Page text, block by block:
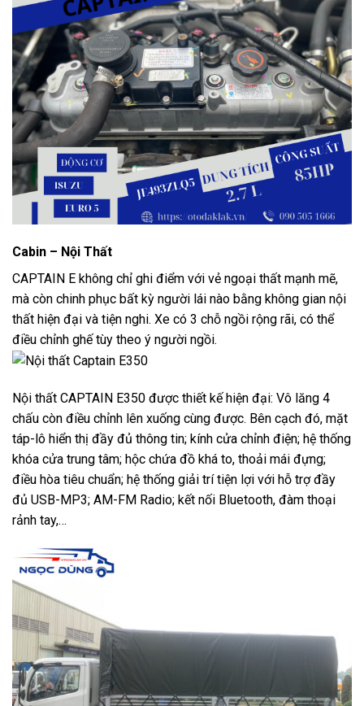
Cabin – Nội Thất
CAPTAIN E không chỉ ghi điểm với vẻ ngoại thất mạnh mẽ,
mà còn chinh phục bất kỳ người lái nào bằng không gian nội
thất hiện đại và tiện nghi. Xe có 3 chỗ ngồi rộng rãi, có thể
điều chỉnh ghế tùy theo ý người ngồi.
Nội thất CAPTAIN E350 được thiết kế hiện đại: Vô lăng 4
chấu còn điều chỉnh lên xuống cùng được. Bên cạch đó, mặt
táp-lô hiển thị đầy đủ thông tin; kính cửa chỉnh điện; hệ thống
khóa cửa trung tâm; hộc chứa đồ khá to, thoải mái đựng;
điều hòa tiêu chuẩn; hệ thống giải trí tiện lợi với hỗ trợ đầy
đủ USB-MP3; AM-FM Radio; kết nối Bluetooth, đàm thoại
rảnh tay,…